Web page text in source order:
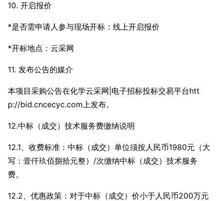
10. 开启报价
*是否需申请人参与现场开标：线上开启报价
*开标地点：云采网
11. 发布公告的媒介
本项目采购公告在化学云采网|电子招标投标交易平台htt
p://bid.cncecyc.com上发布。
12.中标（成交）技术服务费缴纳说明
12.1、收费标准：中标（成交）单位须按人民币1980元（大
写：壹仟玖佰捌拾元整）/次缴纳中标（成交）技术服务
费。
12.2、优惠政策：对于中标（成交）价小于人民币200万元